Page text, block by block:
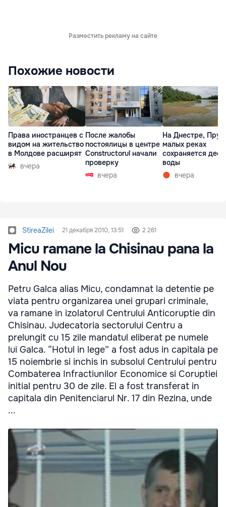
Разместить рекламу на сайте
Похожие новости
Права иностранцев с
видом на жительство
в Молдове расширят
вчера
После жалобы
постоялицы в центре
Constructorul начали
проверку
вчера
На Днестре,
малых реках
сохраняется
воды
вчера
StireaZilei 21 декабря 2010, 13:51 2 261
Micu ramane la Chisinau pana la
Anul Nou
Petru Galca alias Micu, condamnat la detentie pe
viata pentru organizarea unei grupari criminale,
va ramane in izolatorul Centrului Anticoruptie din
Chisinau. Judecatoria sectorului Centru a
prelungit cu 15 zile mandatul eliberat pe numele
lui Galca. “Hotul in lege” a fost adus in capitala pe
15 noiembrie si inchis in subsolul Centrului pentru
Combaterea Infractiunilor Economice si Coruptiei
initial pentru 30 de zile. El a fost transferat in
capitala din Penitenciarul Nr. 17 din Rezina, unde
...